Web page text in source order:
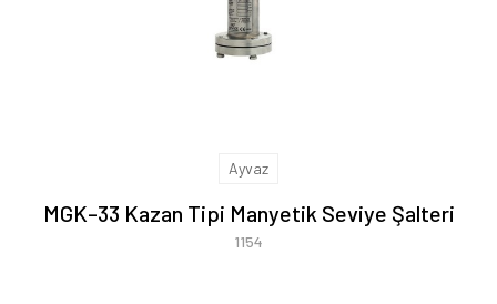
Ayvaz
MGK-33 Kazan Tipi Manyetik Seviye Şalteri
1154